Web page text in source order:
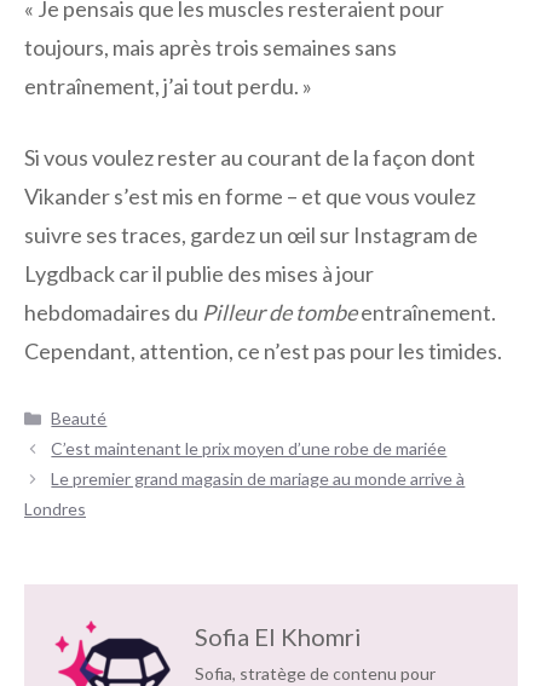
« Je pensais que les muscles resteraient pour
toujours, mais après trois semaines sans
entraînement, j’ai tout perdu. »
Si vous voulez rester au courant de la façon dont
Vikander s’est mis en forme – et que vous voulez
suivre ses traces, gardez un œil sur Instagram de
Lygdback car il publie des mises à jour
hebdomadaires du Pilleur de tombeentraînement.
Cependant, attention, ce n’est pas pour les timides.
Catégories
Beauté
Navigation
des
C’est maintenant le prix moyen d’une robe de mariée
Le premier grand magasin de mariage au monde arrive à
Londres
Sofia El Khomri
Sofia, stratège de contenu pour